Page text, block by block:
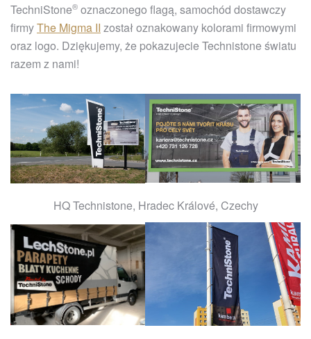
TechniStone® oznaczonego flagą, samochód dostawczy
firmyThe Migma II został oznakowany kolorami firmowymi
oraz logo. Dziękujemy, że pokazujecie Technistone światu
razem z nami!
HQ Technistone, Hradec Králové, Czechy